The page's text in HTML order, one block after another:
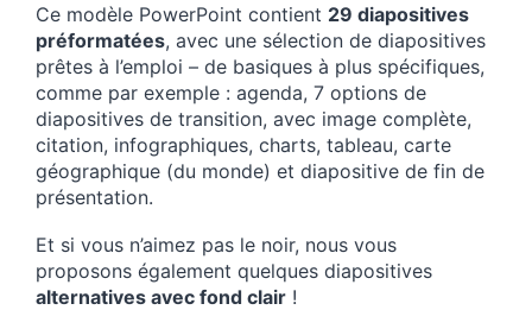
Ce modèle PowerPoint contient 29 diapositives
préformatées, avec une sélection de diapositives
prêtes à l’emploi – de basiques à plus spécifiques,
comme par exemple : agenda, 7 options de
diapositives de transition, avec image complète,
citation, infographiques, charts, tableau, carte
géographique (du monde) et diapositive de fin de
présentation.
Et si vous n’aimez pas le noir, nous vous
proposons également quelques diapositives
alternatives avec fond clair !